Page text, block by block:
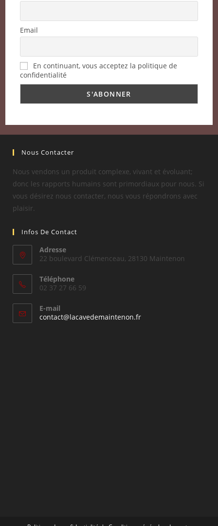
Email
En continuant, vous acceptez la politique de
confidentialité
Nous Contacter
Nous vendons un produit complexe, vivant et évoluant;
donc les rapports humains sont primordiaux pour nous. Si
vous désirez nous contacter, nous vous répondrons avec
plaisir.
Infos De Contact
Adresse
22 boulevard Clémenceau, 28130 Maintenon
Téléphone
02 37 27 66 59
E-mail
contact@lacavedemaintenon.frS’ouvre